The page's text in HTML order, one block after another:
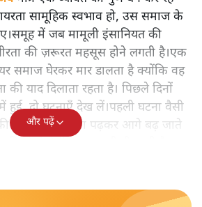
सामूहिक स्वभाव हो, उस समाज के
में जब मामूली इंसानियत की
की ज़रूरत महसूस होने लगती है।एक
समाज घेरकर मार डालता है क्योंकि वह
याद दिलाता रहता है। पिछले दिनों
हुई दो घटनाएँ देख लें।पहली घटना वैसी
खबर हम रोज़ाना पढ़कर आगे बढ़ जाते
हिस्से से ऐसी खबर आती ही रहती है।
और पढ़ें